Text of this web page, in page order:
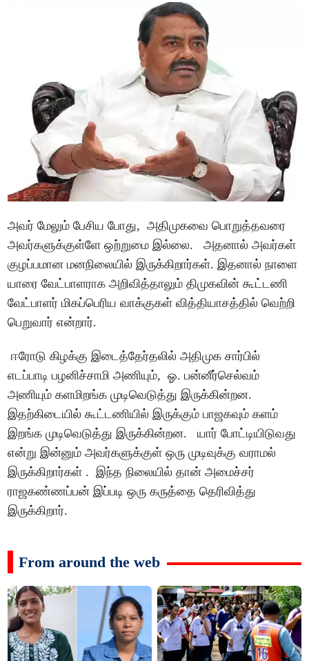
அவர் மேலும் பேசிய போது, அதிமுகவை பொறுத்தவரை
அவர்களுக்குள்ளே ஒற்றுமை இல்லை. அதனால் அவர்கள்
குழப்பமான மனநிலையில் இருக்கிறார்கள். இதனால் நாளை
யாரை வேட்பாளராக அறிவித்தாலும் திமுகவின் கூட்டணி
வேட்பாளர் மிகப்பெரிய வாக்குகள் வித்தியாசத்தில் வெற்றி
பெறுவார் என்றார்.
ஈரோடு கிழக்கு இடைத்தேர்தலில் அதிமுக சார்பில்
எடப்பாடி பழனிச்சாமி அணியும், ஓ. பன்னீர்செல்வம்
அணியும் களமிறங்க முடிவெடுத்து இருக்கின்றன.
இதற்கிடையில் கூட்டணியில் இருக்கும் பாஜகவும் களம்
இறங்க முடிவெடுத்து இருக்கின்றன. யார் போட்டியிடுவது
என்று இன்னும் அவர்களுக்குள் ஒரு முடிவுக்கு வராமல்
இருக்கிறார்கள் . இந்த நிலையில் தான் அமைச்சர்
ராஜகண்ணப்பன் இப்படி ஒரு கருத்தை தெரிவித்து
இருக்கிறார்.
From around the web